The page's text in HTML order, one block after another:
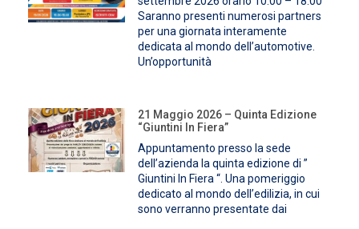
Saranno presenti numerosi partners
per una giornata interamente
dedicata al mondo dell’automotive.
Un’opportunità
21 Maggio 2026 – Quinta Edizione
“Giuntini In Fiera”
Appuntamento presso la sede
dell’azienda la quinta edizione di ”
Giuntini In Fiera “. Una pomeriggio
dedicato al mondo dell’edilizia, in cui
sono verranno presentate dai